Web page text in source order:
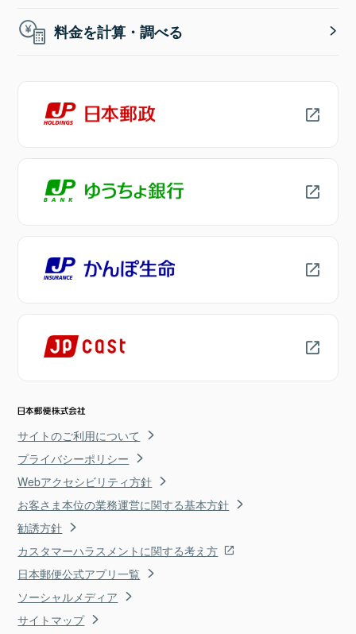
料金を計算・調べる
サイトのご利用について
プライバシーポリシー
Webアクセシビリティ方針
お客さま本位の業務運営に関する基本方針
勧誘方針
カスタマーハラスメントに関する考え方
日本郵便公式アプリ一覧
ソーシャルメディア
サイトマップ